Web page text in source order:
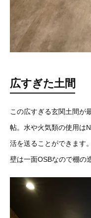
広すぎた土間
この広すぎる玄関土間が
帖。水や火気類の使用は
活を送ることができます
壁は一面OSBなので棚の